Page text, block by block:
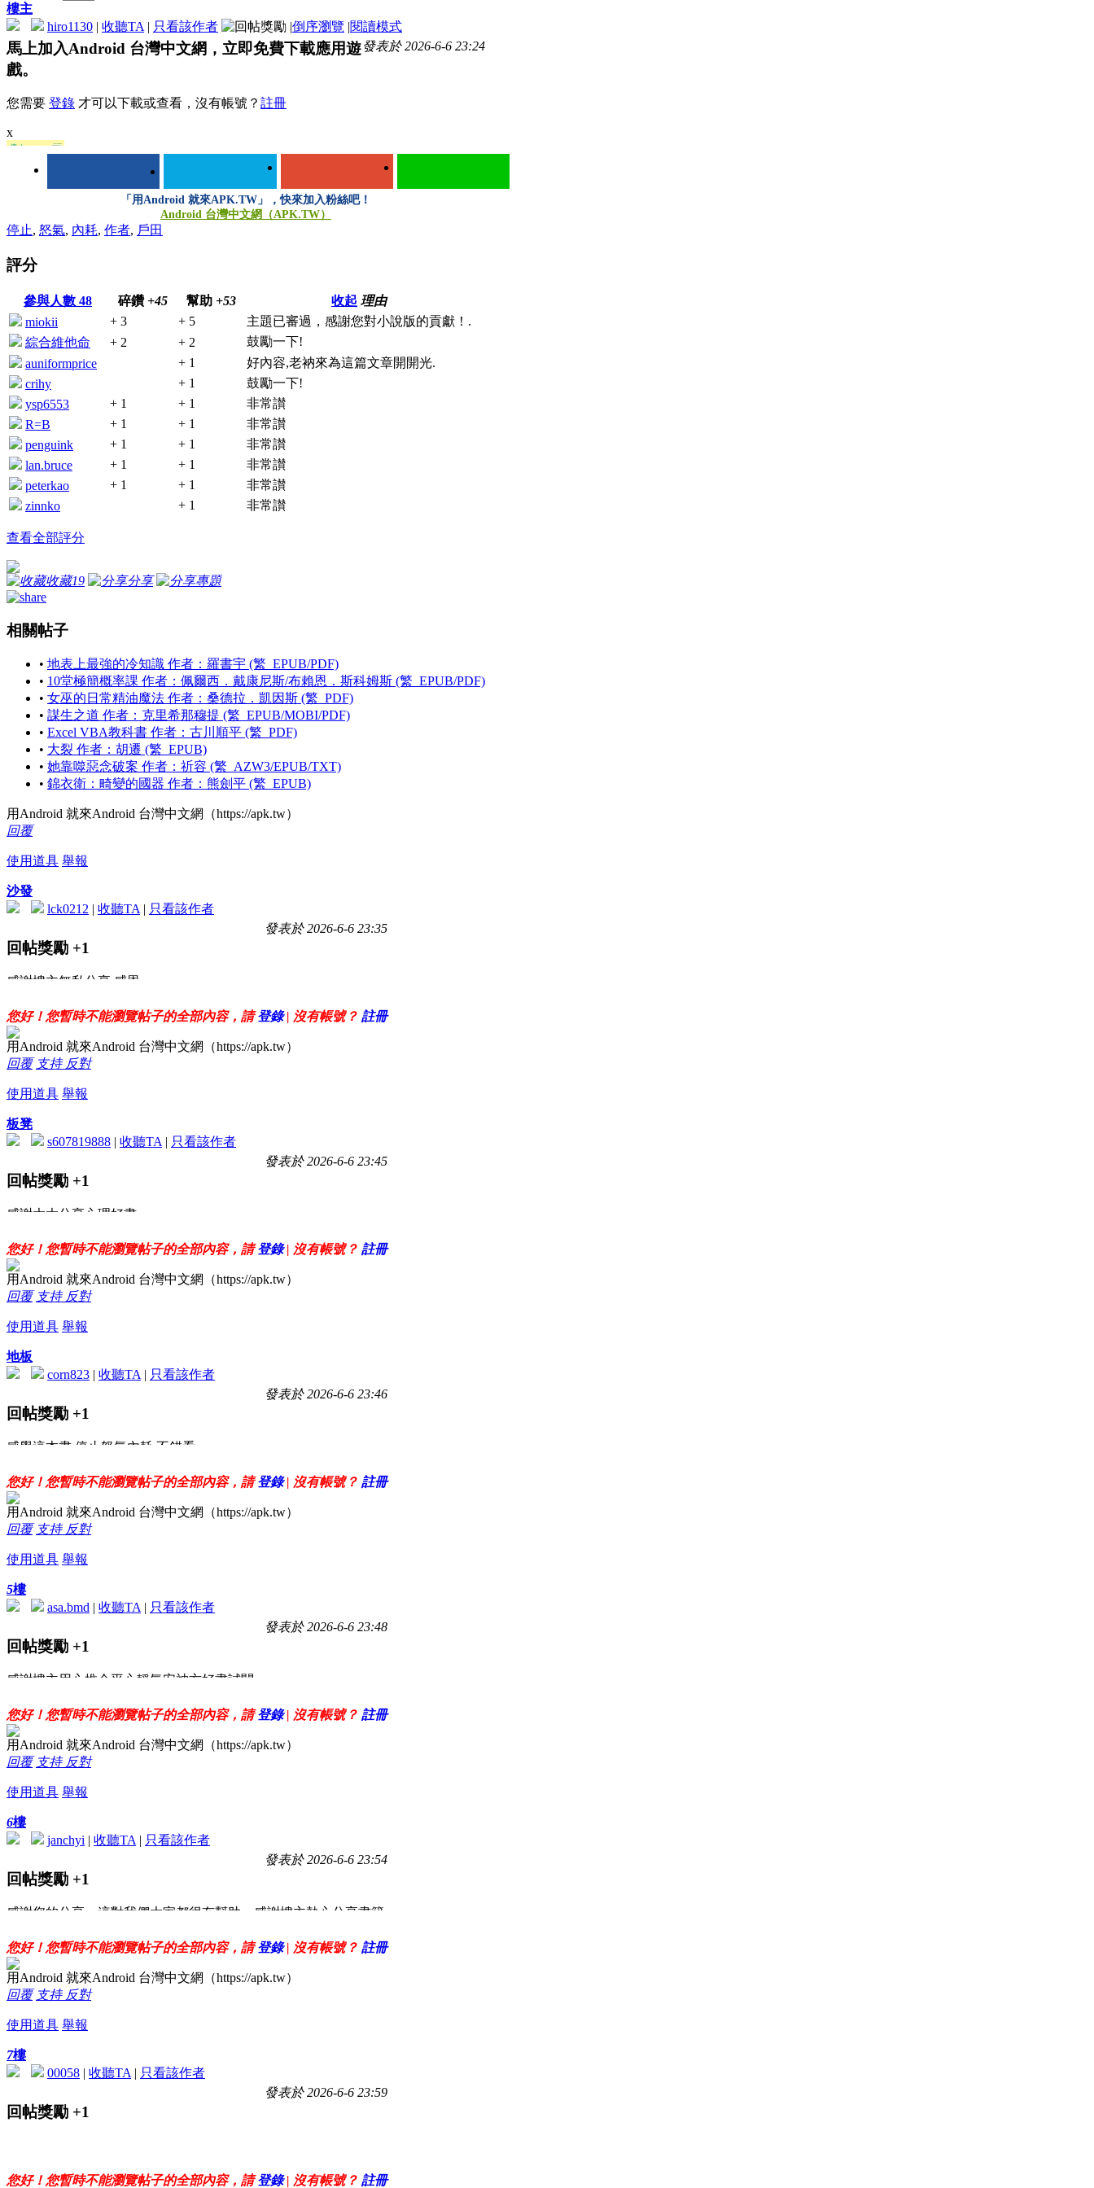
樓主
hiro1130 | 收聽TA | 只看該作者 |倒序瀏覽 |閱讀模式
發表於 2026-6-6 23:24
馬上加入Android 台灣中文網，立即免費下載應用遊
戲。
您需要 登錄 才可以下載或查看，沒有帳號？ 註冊
x
登錄/註冊後可看大圖
「用Android 就來APK.TW」，快來加入粉絲吧！
Android 台灣中文網（APK.TW）
停止, 怒氣, 內耗, 作者, 戶田
評分
參與人數 48 碎鑽 +45 幫助 +53 收起 理由
miokii
+ 3 + 5
主題已審過，感謝您對小說版的貢獻！.
綜合維他命
+ 2 + 2
鼓勵一下!
auniformprice
+ 1
好內容,老衲來為這篇文章開開光.
crihy
+ 1
鼓勵一下!
ysp6553
+ 1 + 1
非常讃
R=B
+ 1 + 1
非常讃
penguink
+ 1 + 1
非常讃
lan.bruce
+ 1 + 1
非常讃
peterkao
+ 1 + 1
非常讃
zinnko
+ 1 非常讃
查看全部評分
收藏19 分享 專題
相關帖子
• 地表上最強的冷知識 作者：羅書宇 (繁_EPUB/PDF)
• 10堂極簡概率課 作者：佩爾西．戴康尼斯/布賴恩．斯科姆斯 (繁_EPUB/PDF)
• 女巫的日常精油魔法 作者：桑德拉．凱因斯 (繁_PDF)
• 謀生之道 作者：克里希那穆提 (繁_EPUB/MOBI/PDF)
• Excel VBA教科書 作者：古川順平 (繁_PDF)
• 大裂 作者：胡遷 (繁_EPUB)
• 她靠噬惡念破案 作者：祈容 (繁_AZW3/EPUB/TXT)
• 錦衣衛：畸變的國器 作者：熊劍平 (繁_EPUB)
用Android 就來Android 台灣中文網（https://apk.tw）
回覆
使用道具 舉報
沙發
lck0212 | 收聽TA | 只看該作者
發表於 2026-6-6 23:35
回帖獎勵 +1
感謝樓主無私分享 感恩
您好！您暫時不能瀏覽帖子的全部內容，請登錄 | 沒有帳號？ 註冊
用Android 就來Android 台灣中文網（https://apk.tw）
回覆 支持 反對
使用道具 舉報
板凳
s607819888 | 收聽TA | 只看該作者
發表於 2026-6-6 23:45
回帖獎勵 +1
感謝大大分享心理好書
學習更快樂
您好！您暫時不能瀏覽帖子的全部內容，請登錄 | 沒有帳號？ 註冊
用Android 就來Android 台灣中文網（https://apk.tw）
回覆 支持 反對
使用道具 舉報
地板
corn823 | 收聽TA | 只看該作者
發表於 2026-6-6 23:46
回帖獎勵 +1
感覺這本書 停止怒氣內耗 不錯看~~
您好！您暫時不能瀏覽帖子的全部內容，請登錄 | 沒有帳號？ 註冊
用Android 就來Android 台灣中文網（https://apk.tw）
回覆 支持 反對
使用道具 舉報
5樓
asa.bmd | 收聽TA | 只看該作者
發表於 2026-6-6 23:48
回帖獎勵 +1
感謝樓主用心推介平心靜氣安神方好書試閱
您好！您暫時不能瀏覽帖子的全部內容，請登錄 | 沒有帳號？ 註冊
用Android 就來Android 台灣中文網（https://apk.tw）
回覆 支持 反對
使用道具 舉報
6樓
janchyi | 收聽TA | 只看該作者
發表於 2026-6-6 23:54
回帖獎勵 +1
感謝您的分享，這對我們大家都很有幫助。感謝樓主熱心分享書籍
您好！您暫時不能瀏覽帖子的全部內容，請登錄 | 沒有帳號？ 註冊
用Android 就來Android 台灣中文網（https://apk.tw）
回覆 支持 反對
使用道具 舉報
7樓
00058 | 收聽TA | 只看該作者
發表於 2026-6-6 23:59
回帖獎勵 +1
您好！您暫時不能瀏覽帖子的全部內容，請登錄 | 沒有帳號？ 註冊